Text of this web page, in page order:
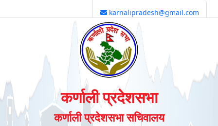
karnalipradesh@gmail.com
कर्णाली प्रदेशसभा
कर्णाली प्रदेशसभा सचिवालय